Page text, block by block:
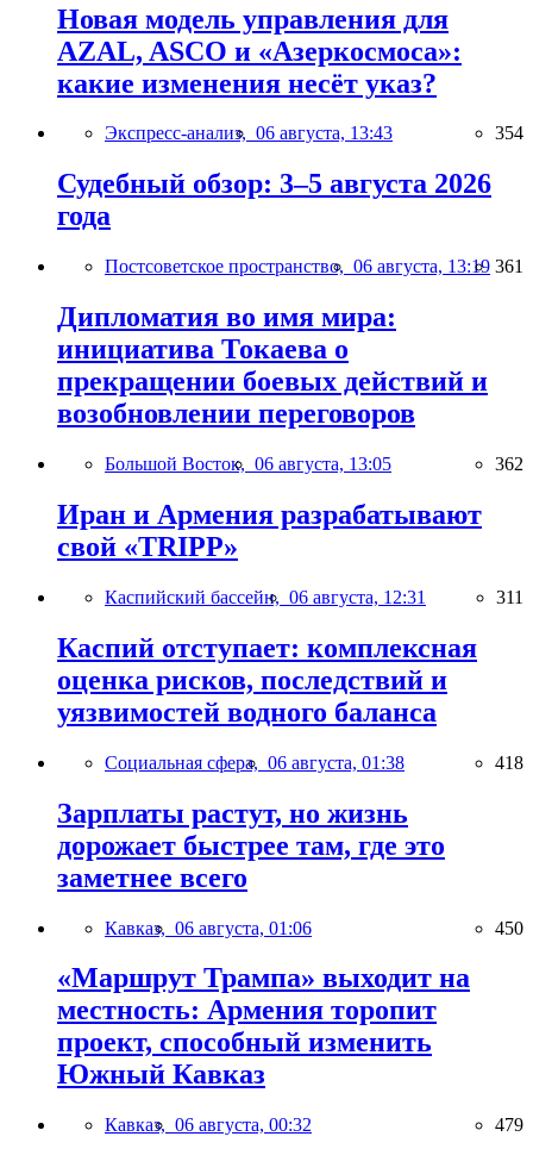
Новая модель управления для
AZAL, ASCO и «Азеркосмоса»:
какие изменения несёт указ?
Экспресс-анализ, 06 августа, 13:43 354
Судебный обзор: 3–5 августа 2026
года
Постсоветское пространство, 06 августа, 13:19 361
Дипломатия во имя мира:
инициатива Токаева о
прекращении боевых действий и
возобновлении переговоров
Большой Восток, 06 августа, 13:05 362
Иран и Армения разрабатывают
свой «TRIPP»
Каспийский бассейн, 06 августа, 12:31 311
Каспий отступает: комплексная
оценка рисков, последствий и
уязвимостей водного баланса
Социальная сфера, 06 августа, 01:38 418
Зарплаты растут, но жизнь
дорожает быстрее там, где это
заметнее всего
Кавказ, 06 августа, 01:06 450
«Маршрут Трампа» выходит на
местность: Армения торопит
проект, способный изменить
Южный Кавказ
Кавказ, 06 августа, 00:32 479